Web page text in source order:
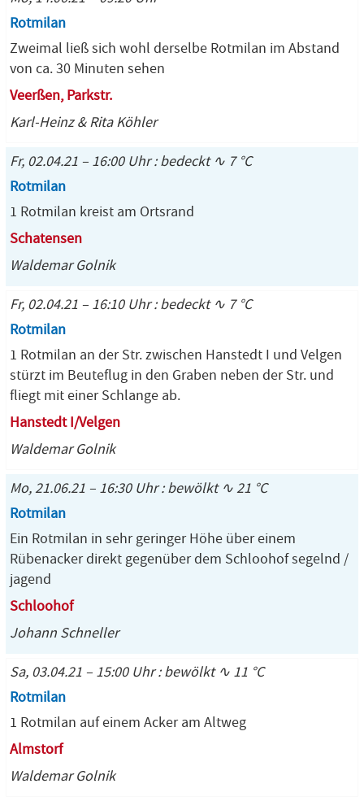
Rotmilan
Zweimal ließ sich wohl derselbe Rotmilan im Abstand
von ca. 30 Minuten sehen
Veerßen, Parkstr.
Karl-Heinz & Rita Köhler
Fr, 02.04.21 – 16:00 Uhr : bedeckt ∿ 7 °C
Rotmilan
1 Rotmilan kreist am Ortsrand
Schatensen
Waldemar Golnik
Fr, 02.04.21 – 16:10 Uhr : bedeckt ∿ 7 °C
Rotmilan
1 Rotmilan an der Str. zwischen Hanstedt I und Velgen
stürzt im Beuteflug in den Graben neben der Str. und
fliegt mit einer Schlange ab.
Hanstedt I/Velgen
Waldemar Golnik
Mo, 21.06.21 – 16:30 Uhr : bewölkt ∿ 21 °C
Rotmilan
Ein Rotmilan in sehr geringer Höhe über einem
Rübenacker direkt gegenüber dem Schloohof segelnd /
jagend
Schloohof
Johann Schneller
Sa, 03.04.21 – 15:00 Uhr : bewölkt ∿ 11 °C
Rotmilan
1 Rotmilan auf einem Acker am Altweg
Almstorf
Waldemar Golnik